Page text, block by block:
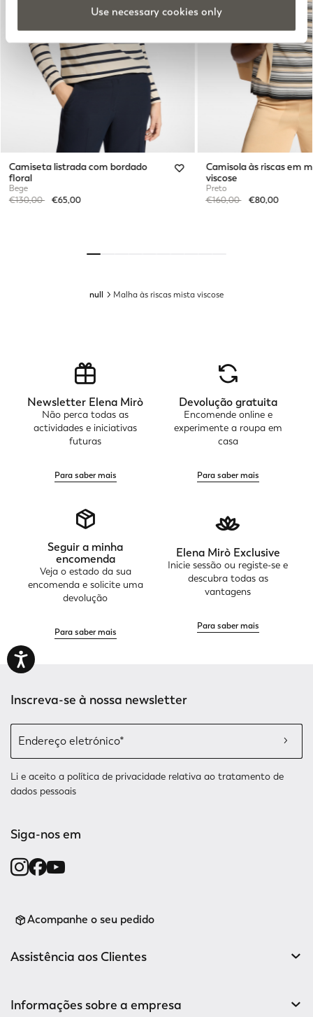
Use necessary cookies only
Camiseta listrada com bordado
floral
Bege
Price reduced from
€130,00to€65,00
Camisola às riscas em
viscose
Preto
Price reduced from
€160,00to€80,00
Next
null Malha às riscas mista viscose
Newsletter Elena Mirò
Não perca todas as
actividades e iniciativas
futuras
Para saber mais
Devolução gratuita
Encomende online e
experimente a roupa em
casa
Para saber mais
Seguir a minha
encomenda
Veja o estado da sua
encomenda e solicite uma
devolução
Para saber mais
Elena Mirò Exclusive
Inicie sessão ou registe-se e
descubra todas as
vantagens
Para saber mais
Inscreva-se à nossa newsletter
Li e aceito a política de privacidade relativa ao tratamento de
dados pessoais
Siga-nos em
Acompanhe o seu pedido
Assistência aos Clientes
Informações sobre a empresa